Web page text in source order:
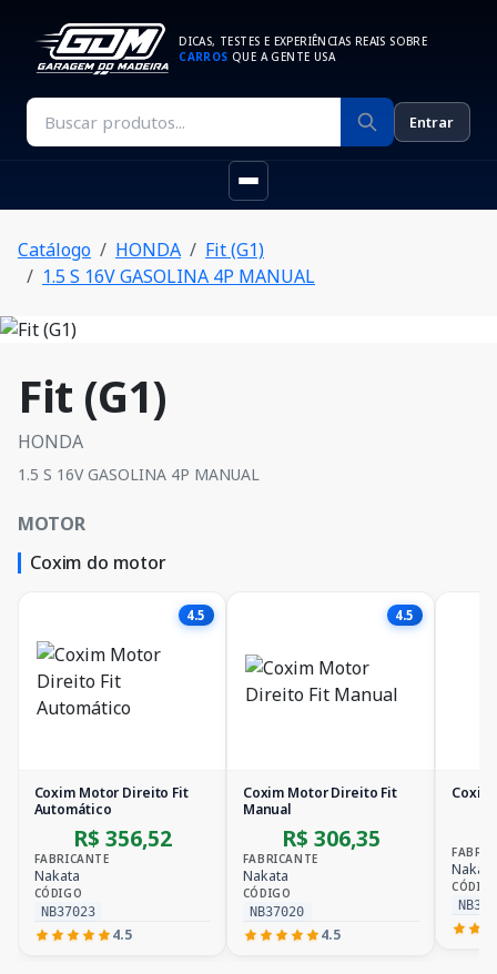
DICAS, TESTES E EXPERIÊNCIAS REAIS SOBRE
CARROS QUE A GENTE USA
Entrar
Catálogo HONDA
Fit (G1)
1.5 S 16V GASOLINA 4P MANUAL
Fit (G1)
HONDA
1.5 S 16V GASOLINA 4P MANUAL
MOTOR
Coxim do motor
4.5
Coxim Motor Direito Fit
Automático
R$ 356,52
FABRICANTE
Nakata
CÓDIGO
NB37023
4.5
4.5
Coxim Motor Direito Fit
Manual
R$ 306,35
FABRICANTE
Nakata
CÓDIGO
NB37020
4.5
Nakata